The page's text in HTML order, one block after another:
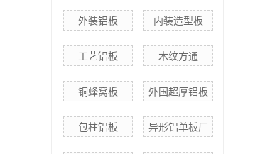
外装铝板 内装造型板
工艺铝板 木纹方通
铜蜂窝板 外国超厚铝板
包柱铝板 异形铝单板厂